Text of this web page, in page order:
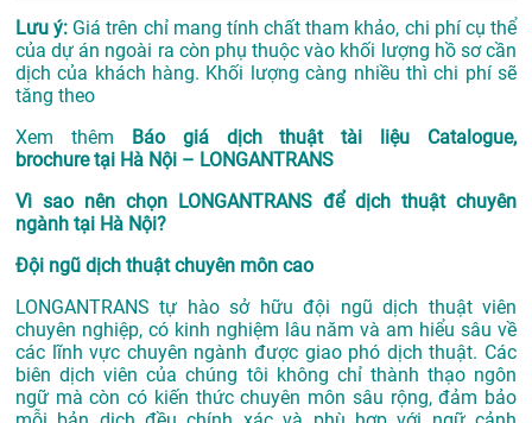
Lưu ý: Giá trên chỉ mang tính chất tham khảo, chi phí cụ thể
của dự án ngoài ra còn phụ thuộc vào khối lượng hồ sơ cần
dịch của khách hàng. Khối lượng càng nhiều thì chi phí sẽ
tăng theo
Xem thêm
Báo giá dịch thuật tài liệu Catalogue,
brochure tại Hà Nội – LONGANTRANS
Vì sao nên chọn LONGANTRANS để dịch thuật chuyên
ngành tại Hà Nội?
Đội ngũ dịch thuật chuyên môn cao
LONGANTRANS tự hào sở hữu đội ngũ dịch thuật viên
chuyên nghiệp, có kinh nghiệm lâu năm và am hiểu sâu về
các lĩnh vực chuyên ngành được giao phó dịch thuật. Các
biên dịch viên của chúng tôi không chỉ thành thạo ngôn
ngữ mà còn có kiến thức chuyên môn sâu rộng, đảm bảo